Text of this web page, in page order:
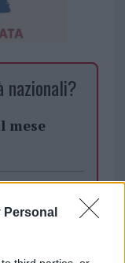
Personal
nazionali?
mese
nella